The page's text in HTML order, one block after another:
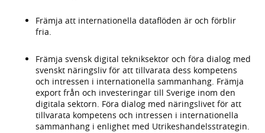
Främja att internationella dataflöden är och förblir
fria.
Främja svensk digital tekniksektor och föra dialog med
svenskt näringsliv för att tillvarata dess kompetens
och intressen i internationella sammanhang. Främja
export från och investeringar till Sverige inom den
digitala sektorn. Föra dialog med näringslivet för att
tillvarata kompetens och intressen i internationella
sammanhang i enlighet med Utrikeshandelsstrategin.